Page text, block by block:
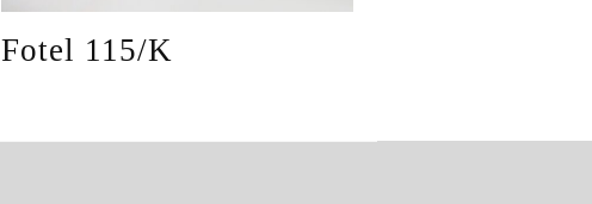
Fotel 115/K